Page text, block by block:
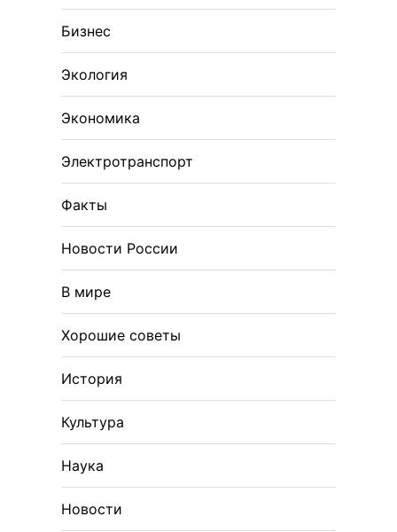
Бизнес
Экология
Экономика
Электротранспорт
Факты
Новости России
В мире
Хорошие советы
История
Культура
Наука
Новости